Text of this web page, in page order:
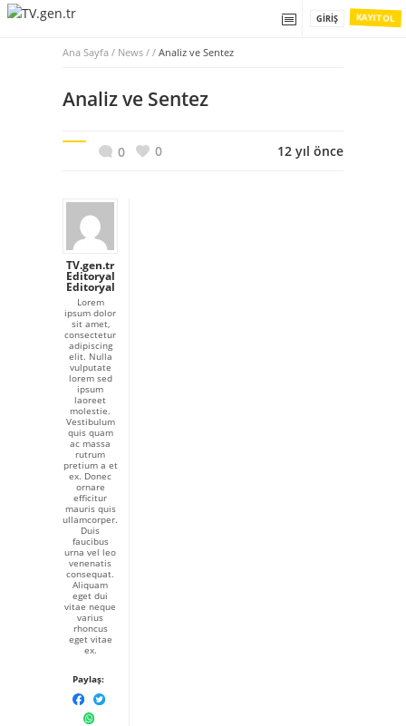
KAYIT OL
GIRIŞ
Ana Sayfa / News / / Analiz ve Sentez
Analiz ve Sentez
0 0 12 yıl önce
TV.gen.tr
Editoryal
Editoryal
Lorem
ipsum dolor
sit amet,
consectetur
adipiscing
elit. Nulla
vulputate
lorem sed
ipsum
laoreet
molestie.
Vestibulum
quis quam
ac massa
rutrum
pretium a et
ex. Donec
ornare
efficitur
mauris quis
ullamcorper.
Duis
faucibus
urna vel leo
venenatis
consequat.
Aliquam
eget dui
vitae neque
varius
rhoncus
eget vitae
ex.
Paylaş: